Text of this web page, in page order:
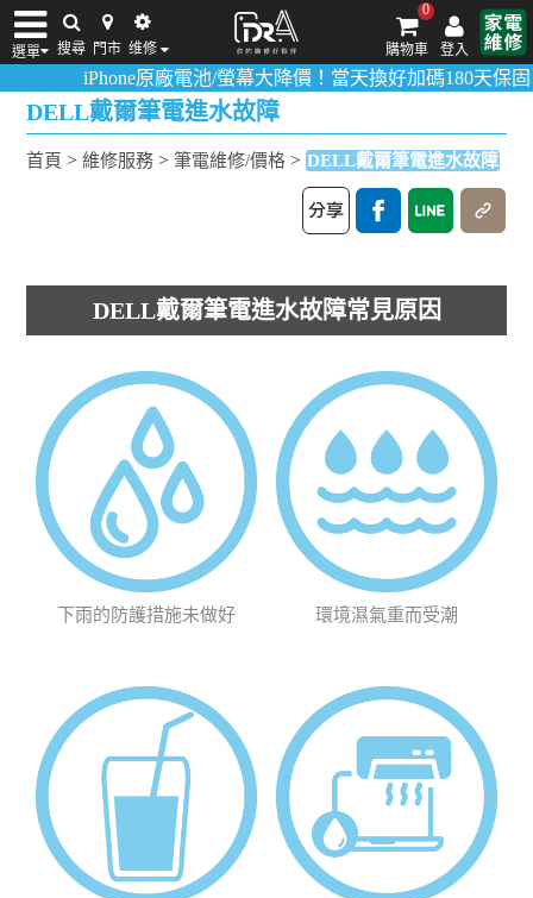
選單 搜尋 門市 维修 登入
0
購物車
iPhone維修/價格 筆電維修/價格 Android手機維修/價格 MacBook維修/價
iPhone原廠電池/螢幕大降價！當天換好加碼180天保固！活動
DELL戴爾筆電進水故障
首頁 >維修服務 >筆電維修/價格 > DELL戴爾筆電進水故障
DELL戴爾筆電進水故障常見原因
下雨的防護措施未做好 環境濕氣重而受潮